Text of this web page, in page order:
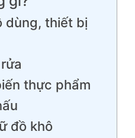
dùng, thiết bị
thực phẩm
đồ khô